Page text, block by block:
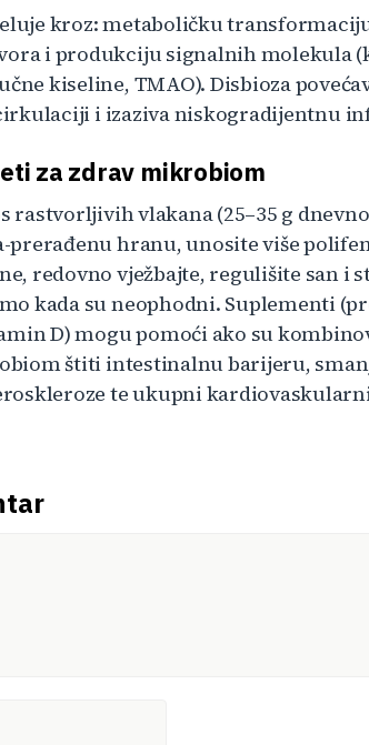
kroz: metaboličku
i produkciju signalnih molekula
kiseline, TMAO). Disbioza
i izaziva niskogradijentnu
za zdrav mikrobiom
rastvorljivih vlakana (25–35 g
prerađenu hranu, unosite više
redovno vježbajte, regulišite san i
kada su neophodni. Suplementi
D) mogu pomoći ako su
štiti intestinalnu barijeru,
te ukupni